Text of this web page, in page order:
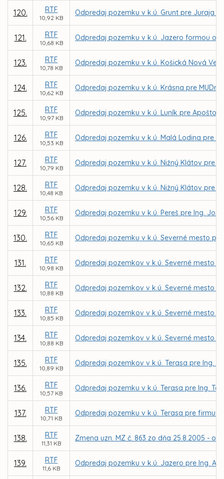
120. RTF
10,92 KB
Odpredaj pozemku v k.ú. Grunt pre Juraja
121. RTF
10,68 KB
Odpredaj pozemku v k.ú. Jazero formou
123. RTF
10,78 KB
Odpredaj pozemku v k.ú. Košická Nová
124. RTF
10,62 KB
Odpredaj pozemku v k.ú. Krásna pre MUDr.
125. RTF
10,97 KB
Odpredaj pozemku v k.ú. Luník pre
126. RTF
10,53 KB
Odpredaj pozemku v k.ú. Malá Lodina pre
127. RTF
10,79 KB
Odpredaj pozemku v k.ú. Nižný Klátov pre
128. RTF
10,48 KB
Odpredaj pozemku v k.ú. Nižný Klátov pre
129. RTF
10,56 KB
Odpredaj pozemku v k.ú. Pereš pre Ing.
130. RTF
10,65 KB
Odpredaj pozemku v k.ú. Severné mesto pre
131. RTF
10,98 KB
Odpredaj pozemkov v k.ú. Severné mesto
132. RTF
10,88 KB
Odpredaj pozemkov v k.ú. Severné mesto
133. RTF
10,85 KB
Odpredaj pozemkov v k.ú. Severné mesto
134. RTF
10,88 KB
Odpredaj pozemkov v k.ú. Severné mesto
135. RTF
10,89 KB
Odpredaj pozemkov v k.ú. Terasa pre Ing.
136. RTF
10,57 KB
Odpredaj pozemku v k.ú. Terasa pre Ing.
137. RTF
10,71 KB
Odpredaj pozemku v k.ú. Terasa pre firmu
138. RTF
11,31 KB
Zmena uzn. MZ č. 863 zo dňa 25.8.2005 -
139. RTF
11,6 KB
Odpredaj pozemku v k.ú. Jazero pre Ing.